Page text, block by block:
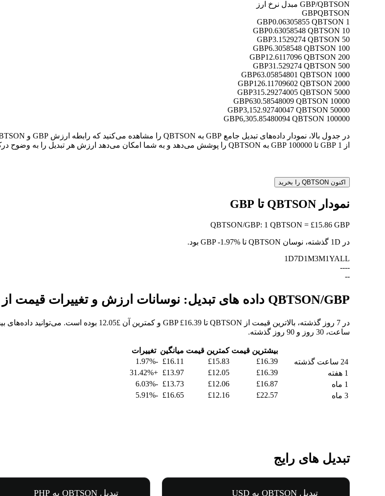
GBP/QBTSON مبدل نرخ ارز
GBPQBTSON
1 GBP
0.06305855 QBTSON
10 GBP
0.63058548 QBTSON
50 GBP
3.1529274 QBTSON
100 GBP
6.3058548 QBTSON
200 GBP
12.6117096 QBTSON
500 GBP
31.529274 QBTSON
1000 GBP
63.05854801 QBTSON
2000 GBP
126.11709602 QBTSON
5000 GBP
315.29274005 QBTSON
10000 GBP
630.58548009 QBTSON
50000 GBP
3,152.92740047 QBTSON
100000 GBP
6,305.85480094 QBTSON
از 1 GBP تا 100000 GBP به QBTSON را پوشش می‌دهد و به شما امکان می‌دهد ارزش هر تبدیل را به وضوح درک کنید.
اکنون QBTSON را بخرید
نمودار QBTSON تا GBP
QBTSON/GBP: 1 QBTSON = £15.86 GBP
در 1D گذشته، نوسان QBTSON تا GBP -1.97%
بود.
1D7D1M3M1YALL
--
--
--
QBTSON/GBP داده های تبدیل: نوسانات ارزش و تغییرات قیمت از QBTSON به GBP
ساعت، 30 روز و 90 روز گذشته.
بیشترین قیمت کمترین قیمت میانگین تغییرات
24 ساعت گذشته
£16.39
£15.83
£16.11
-1.97%
1 هفته
£16.39
£12.05
£13.97
+31.42%
1 ماه
£16.87
£12.06
£13.73
-6.03%
3 ماه
£22.57
£12.16
£16.65
-5.91%
تبدیل های رایج
تبدیل QBTSON به USD تبدیل QBTSON به PHP